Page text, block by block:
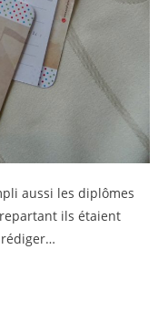
aussi les diplômes
ils étaient
rédiger…